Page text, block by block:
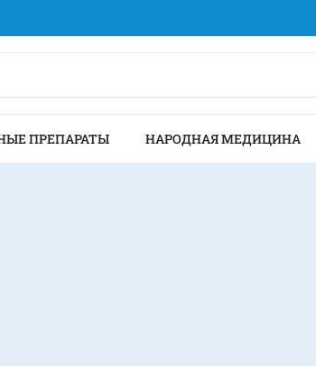
ПРЕПАРАТЫ НАРОДНАЯ МЕДИЦИНА